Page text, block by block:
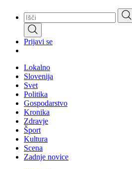
Prijavi se
Lokalno
Slovenija
Svet
Politika
Gospodarstvo
Kronika
Zdravje
Šport
Kultura
Scena
Zadnje novice